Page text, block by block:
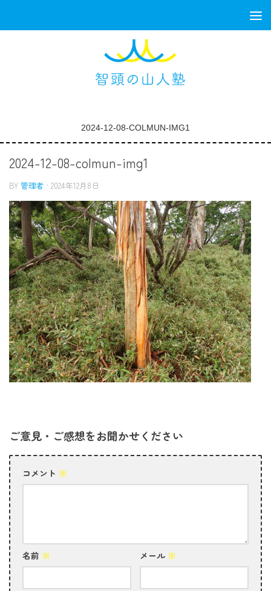
2024-12-08-COLMUN-IMG1
2024-12-08-colmun-img1
BY 管理者 · 2024年12月8日
ご意見・ご感想をお聞かせください
コメント ※
名前 ※ メール ※